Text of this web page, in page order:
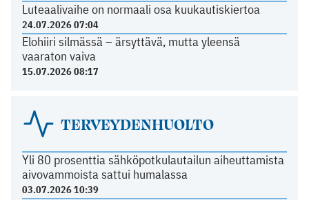
Luteaalivaihe on normaali osa kuukautiskiertoa
24.07.2026 07:04
Elohiiri silmässä – ärsyttävä, mutta yleensä
vaaraton vaiva
15.07.2026 08:17
TERVEYDENHUOLTO
Yli 80 prosenttia sähköpotkulautailun aiheuttamista
aivovammoista sattui humalassa
03.07.2026 10:39